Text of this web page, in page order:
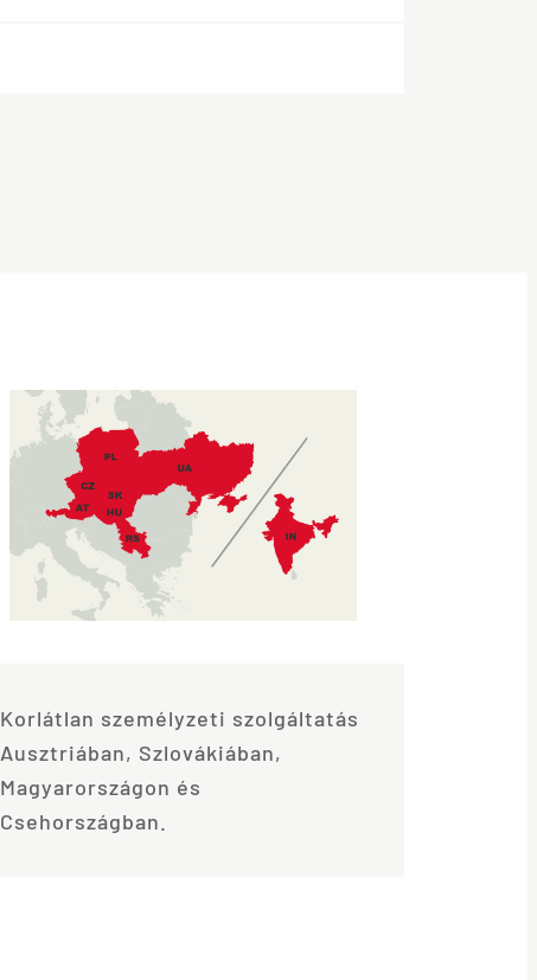
Korlátlan személyzeti szolgáltatás
Ausztriában, Szlovákiában,
Magyarországon és
Csehországban.